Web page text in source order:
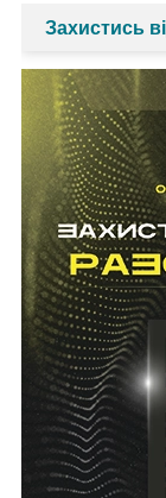
Захистись